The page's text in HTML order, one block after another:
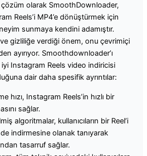
olarak SmoothDownloader,
Reels’i MP4’e dönüştürmek için
sunmaya kendini adamıştır.
ve gizliliğe verdiği önem, onu çevrimiçi
ayırıyor. Smoothdownloader’ı
Instagram Reels video indiricisi
dair daha spesifik ayrıntılar:
hızı, Instagram Reels’in hızlı bir
sağlar.
algoritmalar, kullanıcıların bir Reel’i
indirmesine olanak tanıyarak
tasarruf sağlar.